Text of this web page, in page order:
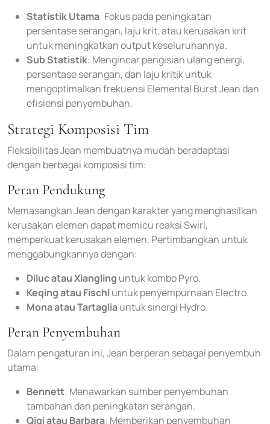
Statistik Utama: Fokus pada peningkatan
persentase serangan, laju krit, atau kerusakan krit
untuk meningkatkan output keseluruhannya.
Sub Statistik: Mengincar pengisian ulang energi,
persentase serangan, dan laju kritik untuk
mengoptimalkan frekuensi Elemental Burst Jean dan
efisiensi penyembuhan.
Strategi Komposisi Tim
Fleksibilitas Jean membuatnya mudah beradaptasi
dengan berbagai komposisi tim:
Peran Pendukung
Memasangkan Jean dengan karakter yang menghasilkan
kerusakan elemen dapat memicu reaksi Swirl,
memperkuat kerusakan elemen. Pertimbangkan untuk
menggabungkannya dengan:
Diluc atau Xiangling untuk kombo Pyro.
Keqing atau Fischluntuk penyempurnaan Electro.
Mona atau Tartagliauntuk sinergi Hydro.
Peran Penyembuhan
Dalam pengaturan ini, Jean berperan sebagai penyembuh
utama:
Bennett: Menawarkan sumber penyembuhan
tambahan dan peningkatan serangan.
Qiqi atau Barbara: Memberikan penyembuhan